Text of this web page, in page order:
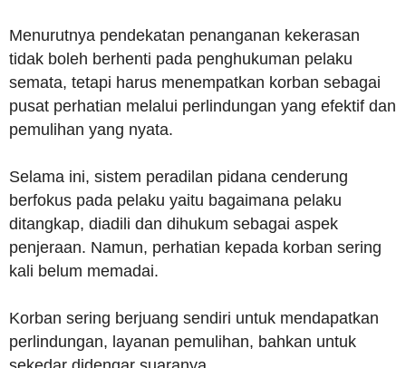
Menurutnya pendekatan penanganan kekerasan
tidak boleh berhenti pada penghukuman pelaku
semata, tetapi harus menempatkan korban sebagai
pusat perhatian melalui perlindungan yang efektif dan
pemulihan yang nyata.
Selama ini, sistem peradilan pidana cenderung
berfokus pada pelaku yaitu bagaimana pelaku
ditangkap, diadili dan dihukum sebagai aspek
penjeraan. Namun, perhatian kepada korban sering
kali belum memadai.
Korban sering berjuang sendiri untuk mendapatkan
perlindungan, layanan pemulihan, bahkan untuk